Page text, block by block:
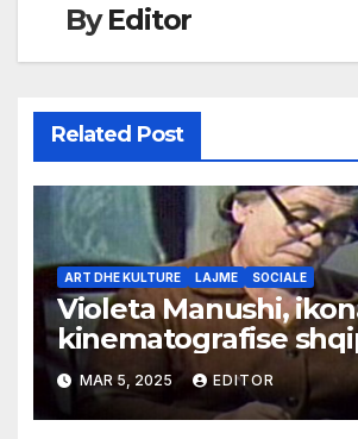
ByEditor
Related Post
ART DHE KULTURE LAJME SOCIALE
Violeta Manushi,
kinematografise
MAR 5, 2025 EDITOR